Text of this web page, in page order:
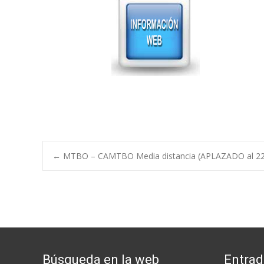
Post
← MTBO – CAMTBO Media distancia (APLAZADO al
Búsqueda en la web